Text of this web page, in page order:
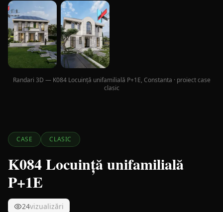
vedere laterala pentru case clasic K084 Locuinta
detaliu fatada pentru case clasic K084
Randari 3D — K084 Locuință unifamilială P+1E, Constanta · proiect case
clasic
CASE CLASIC
K084 Locuință unifamilială
P+1E
24vizualizări